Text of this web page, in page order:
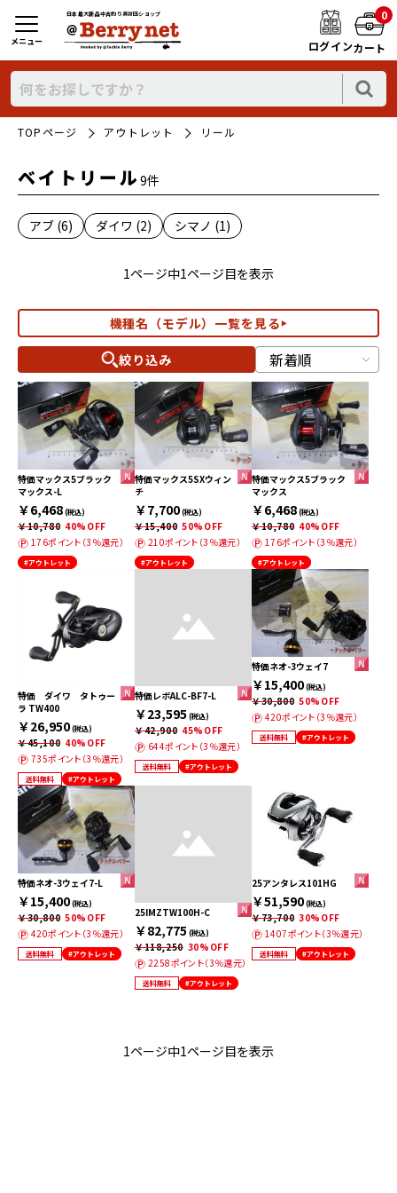
日本最大新品中古釣り具WEBショップ
ログイン
0
カート
メニュー
TOPページ アウトレット リール
ベイトリール 9件
アブ (6) ダイワ (2) シマノ (1)
1ページ中1ページ目を表示
機種名（モデル）一覧を見る
絞り込み
特価マックス5ブラック
マックス-L
￥6,468(税込)
￥10,780 40%OFF
176ポイント（3％還元）
#アウトレット
特価マックス5SXウィン
チ
￥7,700(税込)
￥15,400 50%OFF
210ポイント（3％還元）
#アウトレット
特価マックス5ブラック
マックス
￥6,468(税込)
￥10,780 40%OFF
176ポイント（3％還元）
#アウトレット
特価 ダイワ タトゥー
ラ TW400
￥26,950(税込)
￥45,100 40%OFF
735ポイント（3％還元）
送料無料 #アウトレット
特価レボALC-BF7-L
￥23,595 (税込)
￥42,900 45%OFF
644ポイント（3％還元）
送料無料 #アウトレット
特価ネオ-3ウェイ7
￥15,400(税込)
￥30,800 50%OFF
420ポイント（3％還元）
送料無料 #アウトレット
特価ネオ-3ウェイ7-L
￥15,400(税込)
￥30,800 50%OFF
420ポイント（3％還元）
送料無料 #アウトレット
25IMZTW100H-C
￥82,775 (税込)
￥118,250 30%OFF
2258ポイント（3％還元）
送料無料 #アウトレット
25アンタレス101HG
￥51,590(税込)
￥73,700 30%OFF
1407ポイント（3％還元）
送料無料 #アウトレット
1ページ中1ページ目を表示